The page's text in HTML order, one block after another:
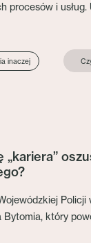
procesów i usług.
inaczej
„kariera”
który